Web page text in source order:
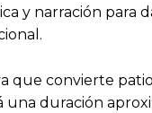
y narración para
que convierte
una duración